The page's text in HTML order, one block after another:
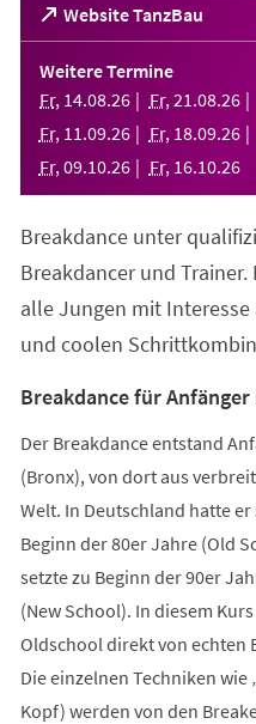
Website TanzBau
(Öffnet
in
einem
neuen
Tab)
Weitere Termine
Fr, 14.08.26 Fr, 21 .08.26
Fr, 11 .09.26 Fr, 18.09.26
Fr, 09.10.26 Fr, 16.10.26
Breakdance unter
Breakdancer und
alle Jungen mit
und coolen
Breakdance für
Der Breakdance entstand
(Bronx), von dort aus
Welt. In Deutschland hatte
Beginn der 80er Jahre (Old
setzte zu Beginn der 90er
(New School). In diesem
Oldschool direkt von echten
Die einzelnen Techniken wie
Kopf) werden von den